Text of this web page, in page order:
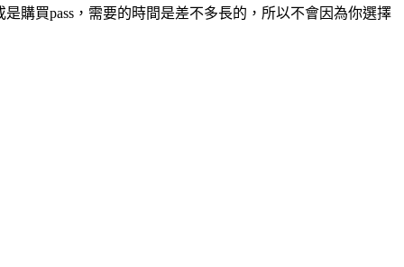
購買pass，需要的時間是差不多長的，所以不會因為你選擇